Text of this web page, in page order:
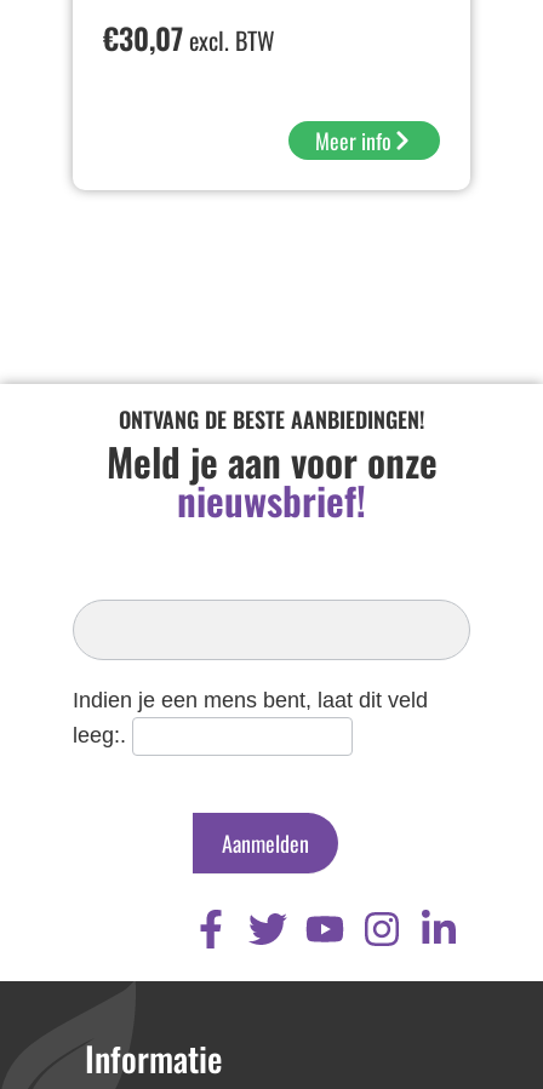
€30,07excl. BTW
Meer info
ONTVANG DE BESTE AANBIEDINGEN!
Meld je aan voor onze
nieuwsbrief!
Inschrijven
Nieuwsbrief
Indien je een mens bent, laat dit veld
leeg:.
Aanmelden
Informatie